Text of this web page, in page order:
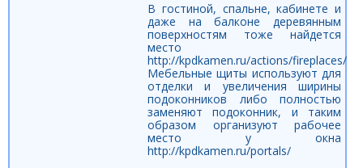
В гостиной, спальне, кабинете и
даже на балконе деревянным
поверхностям тоже найдется
место
http://kpdkamen.ru/actions/fireplaces/
Мебельные щиты используют для
отделки и увеличения ширины
подоконников либо полностью
заменяют подоконник, и таким
образом организуют рабочее
место у окна
http://kpdkamen.ru/portals/